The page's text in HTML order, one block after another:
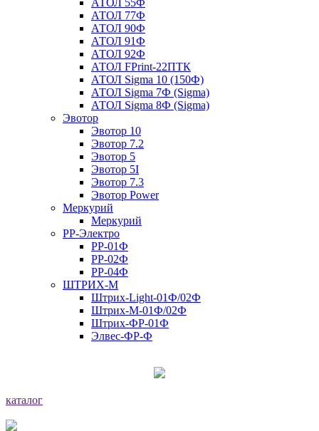
АТОЛ 77Ф
АТОЛ 90Ф
АТОЛ 91Ф
АТОЛ 92Ф
АТОЛ FPrint-22ПТК
АТОЛ Sigma 10 (150Ф)
АТОЛ Sigma 7Ф (Sigma)
АТОЛ Sigma 8Ф (Sigma)
Эвотор
Эвотор 10
Эвотор 7.2
Эвотор 5
Эвотор 5I
Эвотор 7.3
Эвотор Power
Меркурий
Меркурий
РР-Электро
РР-01Ф
РР-02Ф
РР-04Ф
ШТРИХ-М
Штрих-Light-01Ф/02Ф
Штрих-М-01Ф/02Ф
Штрих-ФР-01Ф
Элвес-ФР-Ф
каталог